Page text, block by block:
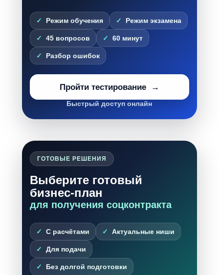
Режим обучения Режим экзамена
45 вопросов 60 минут
Разбор ошибок
Пройти тестирование
Быстрый доступ онлайн
ГОТОВЫЕ РЕШЕНИЯ
Выберите готовый
бизнес-план
для получения соцконтракта
С расчётами Актуальные ниши
Для подачи
Без долгой подготовки